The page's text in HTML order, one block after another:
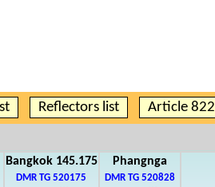
Reflectors list Article 822
Bangkok 145.175
DMR TG 520175
Phangnga
DMR TG 520828